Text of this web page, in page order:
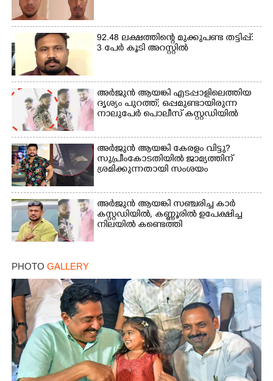
92.48 ലക്ഷത്തിന്റെ മുക്കുപണ്ട തട്ടിപ്പ്:
3 പേർ കൂടി അറസ്റ്റിൽ
അർജുൻ ആയങ്കി എടപ്പാളിലെത്തിയ
ദൃശ്യം പുറത്ത്; ഒപ്പമുണ്ടായിരുന്ന
നാലുപേർ പൊലീസ് കസ്റ്റഡിയിൽ
അർജുൻ ആയങ്കി കേരളം വിട്ടു?
സുപ്രീംകോടതിയിൽ ജാമ്യത്തിന്
ശ്രമിക്കുന്നതായി സംശയം
അർജുൻ ആയങ്കി സഞ്ചരിച്ച കാർ
കസ്റ്റഡിയിൽ,​ കണ്ണൂരിൽ ഉപേക്ഷിച്ച
നിലയിൽ കണ്ടെത്തി
PHOTO GALLERY